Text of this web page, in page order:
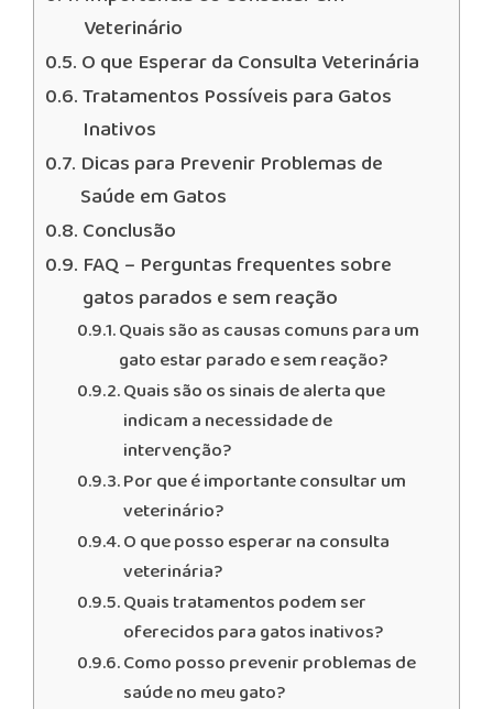
Veterinário
O que Esperar da Consulta Veterinária
Tratamentos Possíveis para Gatos
Inativos
Dicas para Prevenir Problemas de
Saúde em Gatos
Conclusão
FAQ – Perguntas frequentes sobre
gatos parados e sem reação
Quais são as causas comuns para um
gato estar parado e sem reação?
Quais são os sinais de alerta que
indicam a necessidade de
intervenção?
Por que é importante consultar um
veterinário?
O que posso esperar na consulta
veterinária?
Quais tratamentos podem ser
oferecidos para gatos inativos?
Como posso prevenir problemas de
saúde no meu gato?